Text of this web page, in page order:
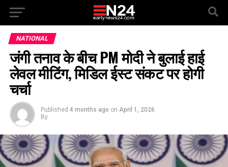
NATIONAL
जंगी तनाव के बीच PM मोदी ने बुलाई हाई
लेवल मीटिंग, मिडिल ईस्ट संकट पर होगी
चर्चा
Published 4 months ago on April 1, 2026
By